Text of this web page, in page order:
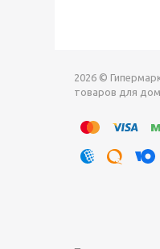
2026 ©
товаров для